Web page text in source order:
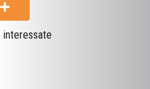
interessate